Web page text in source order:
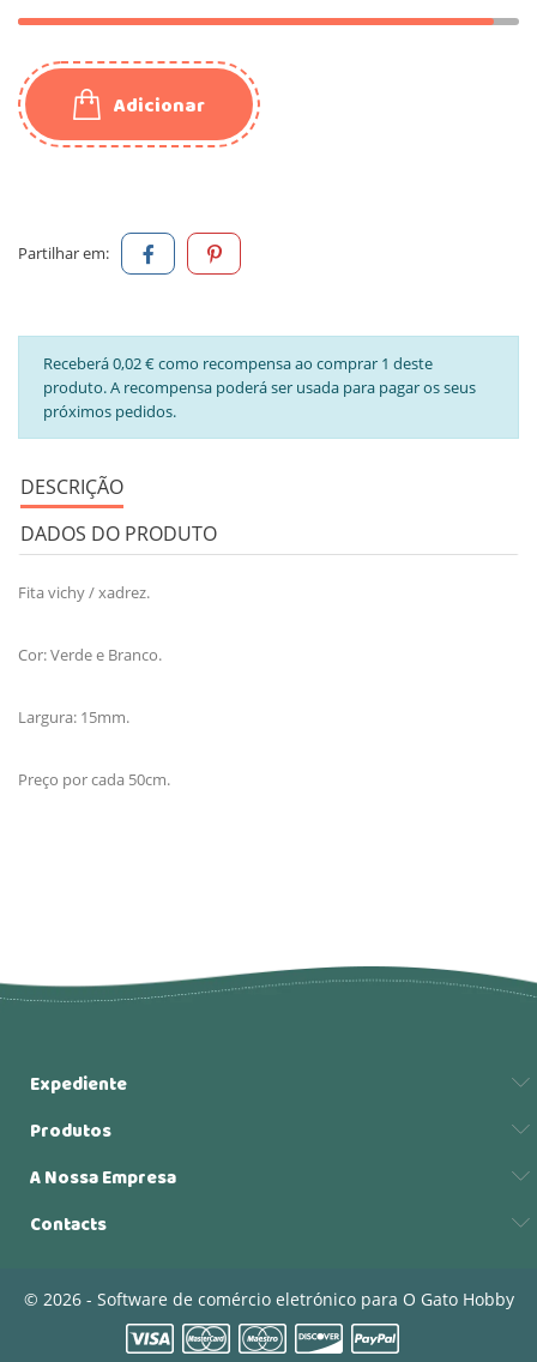
Adicionar
Partilhar em:
Receberá 0,02 € como recompensa ao comprar 1 deste
produto. A recompensa poderá ser usada para pagar os seus
próximos pedidos.
DESCRIÇÃO
DADOS DO PRODUTO
Fita vichy / xadrez.
Cor: Verde e Branco.
Largura: 15mm.
Preço por cada 50cm.
Expediente
Produtos
A Nossa Empresa
Contacts
© 2026 - Software de comércio eletrónico para O Gato Hobby